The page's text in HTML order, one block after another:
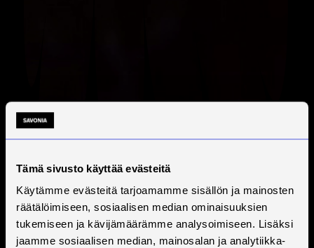
Tämä sivusto käyttää evästeitä
Käytämme evästeitä tarjoamamme sisällön ja mainosten
räätälöimiseen, sosiaalisen median ominaisuuksien
tukemiseen ja kävijämäärämme analysoimiseen. Lisäksi
jaamme sosiaalisen median, mainosalan ja analytiikka-